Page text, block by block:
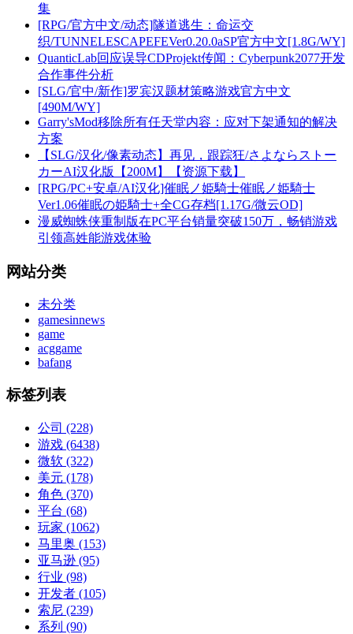
集
[RPG/官方中文/动态]隧道逃生：命运交
织/TUNNELESCAPEFEVer0.20.0aSP官方中文[1.8G/WY]
QuanticLab回应误导CDProjekt传闻：Cyberpunk2077开发
合作事件分析
[SLG/官中/新作]罗宾汉题材策略游戏官方中文
[490M/WY]
Garry'sMod移除所有任天堂内容：应对下架通知的解决
方案
【SLG/汉化/像素动态】再见，跟踪狂/さよならストー
カーAI汉化版【200M】【资源下载】
[RPG/PC+安卓/AI汉化]催眠ノ姫騎士催眠ノ姫騎士
Ver1.06催眠の姫騎士+全CG存档[1.17G/微云OD]
漫威蜘蛛侠重制版在PC平台销量突破150万，畅销游戏
引领高姓能游戏体验
网站分类
未分类
gamesinnews
game
acggame
bafang
标签列表
公司 (228)
游戏 (6438)
微软 (322)
美元 (178)
角色 (370)
平台 (68)
玩家 (1062)
马里奥 (153)
亚马逊 (95)
行业 (98)
开发者 (105)
索尼 (239)
系列 (90)